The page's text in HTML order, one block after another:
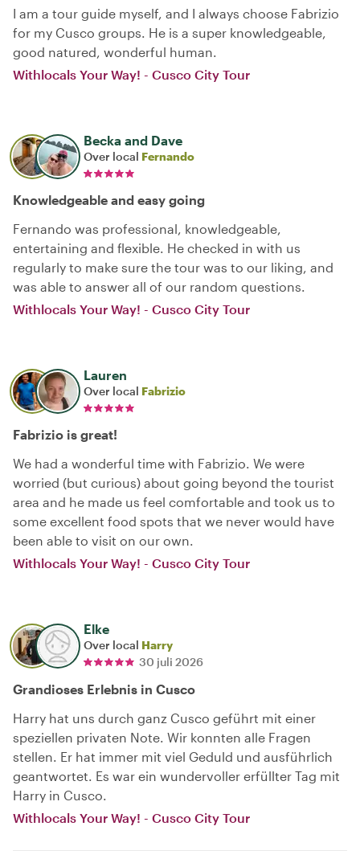
I am a tour guide myself, and I always choose Fabrizio
for my Cusco groups. He is a super knowledgeable,
good natured, wonderful human.
Withlocals Your Way! - Cusco City Tour
Becka and Dave
Over local Fernando
Knowledgeable and easy going
Fernando was professional, knowledgeable,
entertaining and flexible. He checked in with us
regularly to make sure the tour was to our liking, and
was able to answer all of our random questions.
Withlocals Your Way! - Cusco City Tour
Lauren
Over local Fabrizio
Fabrizio is great!
We had a wonderful time with Fabrizio. We were
worried (but curious) about going beyond the tourist
area and he made us feel comfortable and took us to
some excellent food spots that we never would have
been able to visit on our own.
Withlocals Your Way! - Cusco City Tour
Elke
Over local Harry
30 juli 2026
Grandioses Erlebnis in Cusco
Harry hat uns durch ganz Cusco geführt mit einer
speziellen privaten Note. Wir konnten alle Fragen
stellen. Er hat immer mit viel Geduld und ausführlich
geantwortet. Es war ein wundervoller erfüllter Tag mit
Harry in Cusco.
Withlocals Your Way! - Cusco City Tour